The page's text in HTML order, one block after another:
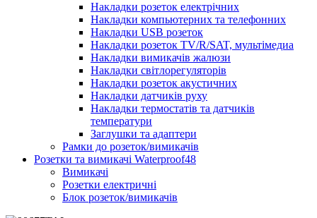
Накладки розеток електрічних
Накладки компьютерних та телефонних
Накладки USB розеток
Накладки розеток TV/R/SAT, мультімедиа
Накладки вимикачів жалюзи
Накладки світлорегуляторів
Накладки розеток акустичних
Накладки датчиків руху
Накладки термостатів та датчиків
температури
Заглушки та адаптери
Рамки до розеток/вимикачів
Розетки та вимикачі Waterproof48
Вимикачі
Розетки електричні
Блок розеток/вимикачів